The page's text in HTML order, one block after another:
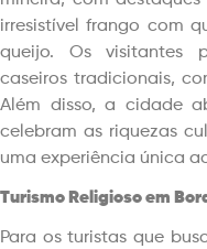
irresistível frango com
queijo. Os visitantes
caseiros tradicionais,
Além disso, a cidade
celebram as riquezas
uma experiência única
Turismo Religioso em
Para os turistas que